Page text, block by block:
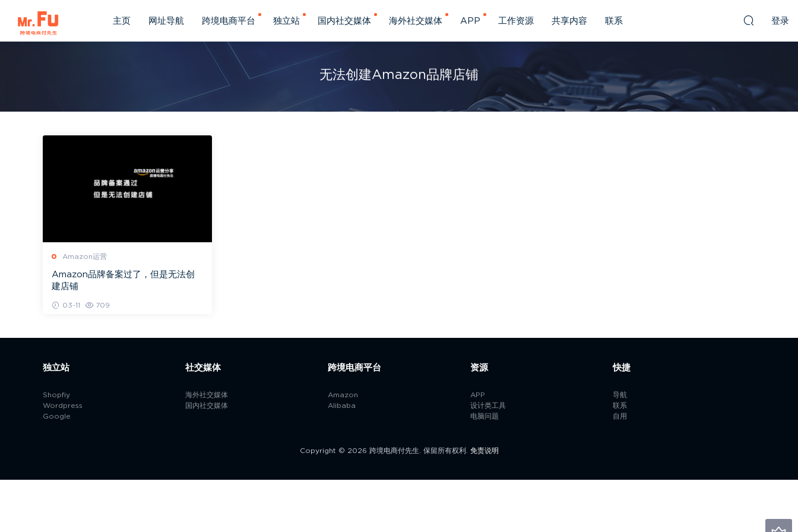
主页 网址导航 跨境电商平台 独立站 国内社交媒体 海外社交媒体 APP 工作资源 共享内容 联系 登录
无法创建Amazon品牌店铺
Amazon运营
Amazon品牌备案过了，但是无法创
建店铺
03-11 709
独立站
Shopfiy
Wordpress
Google
社交媒体
海外社交媒体
国内社交媒体
跨境电商平台
Amazon
Alibaba
资源
APP
设计类工具
电脑问题
快捷
导航
联系
自用
Copyright © 2026 跨境电商付先生. 保留所有权利. 免责说明